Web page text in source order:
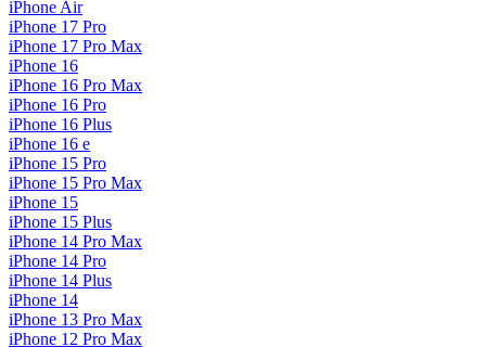
iPhone Air
iPhone 17 Pro
iPhone 17 Pro Max
iPhone 16
iPhone 16 Pro Max
iPhone 16 Pro
iPhone 16 Plus
iPhone 16 e
iPhone 15 Pro
iPhone 15 Pro Max
iPhone 15
iPhone 15 Plus
iPhone 14 Pro Max
iPhone 14 Pro
iPhone 14 Plus
iPhone 14
iPhone 13 Pro Max
iPhone 12 Pro Max